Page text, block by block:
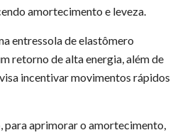
amortecimento e leveza.
entressola de elastômero
retorno de alta energia, além de
incentivar movimentos rápidos
, para aprimorar o amortecimento,